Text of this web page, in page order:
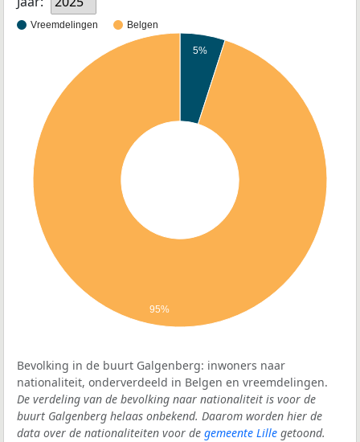
Vreemdelingen Belgen
5%
95%
Bevolking in de buurt Galgenberg: inwoners naar
nationaliteit, onderverdeeld in Belgen en vreemdelingen.
De verdeling van de bevolking naar nationaliteit is voor de
buurt Galgenberg helaas onbekend. Daarom worden hier de
data over de nationaliteiten voor de gemeente Lille getoond.